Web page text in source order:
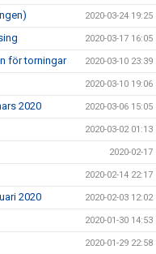
2020-03-24 19:25
2020-03-17 16:05
för torningar 2020-03-10 23:39
2020-03-10 19:06
2020 2020-03-06 15:05
2020-03-02 01:13
2020-02-17
2020-02-14 22:17
2020 2020-02-03 12:02
2020-01-30 14:53
2020-01-29 22:58